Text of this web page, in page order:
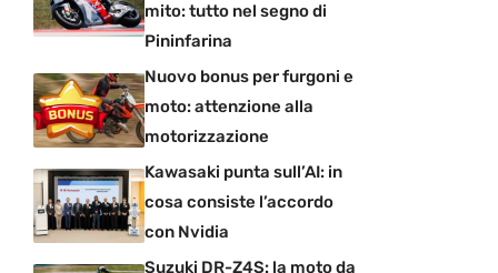
mito: tutto nel segno di
Pininfarina
Nuovo bonus per furgoni e
moto: attenzione alla
motorizzazione
Kawasaki punta sull’AI: in
cosa consiste l’accordo
con Nvidia
Suzuki DR-Z4S: la moto da